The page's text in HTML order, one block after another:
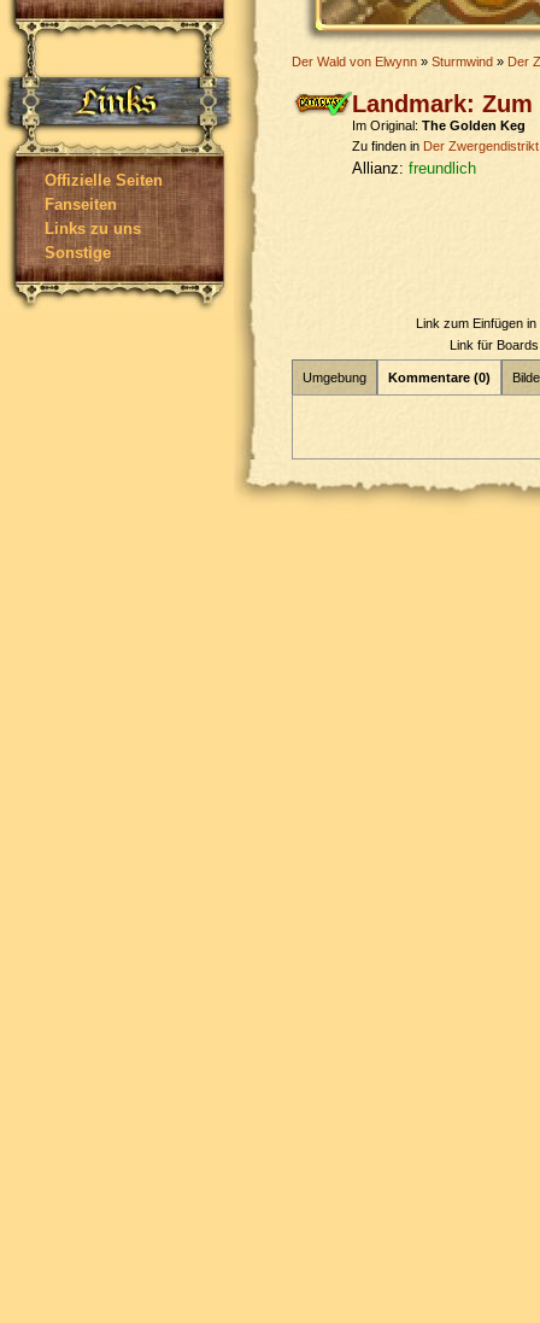
Offizielle Seiten
Fanseiten
Links zu uns
Sonstige
Der Wald von Elwynn » Sturmwind » Der
Landmark:
Im Original: The Golden Keg
Zu finden in Der Zwergendistrikt
Allianz: freundlich
Link zum Einfügen
Link für
Umgebung Kommentare (0)